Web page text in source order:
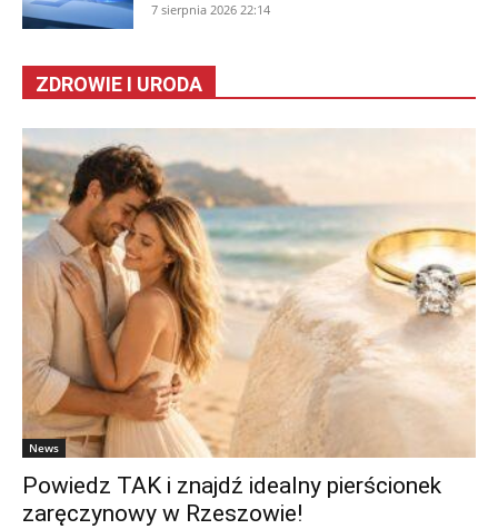
7 sierpnia 2026 22:14
ZDROWIE I URODA
News
Powiedz TAK i znajdź idealny pierścionek
zaręczynowy w Rzeszowie!